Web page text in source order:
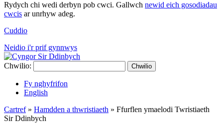
Rydych chi wedi derbyn pob cwci. Gallwch newid eich gosodiadau
cwcis ar unrhyw adeg.
Cuddio
Neidio i'r prif gynnwys
Chwilio: Chwilio
Fy nghyfrifon
English
Cartref» Hamdden a thwristiaeth » Ffurflen ymaelodi Twristiaeth
Sir Ddinbych